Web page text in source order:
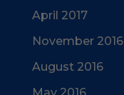
April 2017
November 2016
August 2016
May 2016